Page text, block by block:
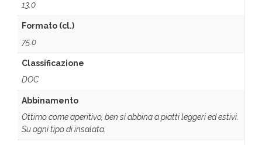
13.0
Formato (cl.)
75.0
Classificazione
DOC
Abbinamento
Ottimo come aperitivo, ben si abbina a piatti leggeri ed estivi.
Su ogni tipo di insalata.